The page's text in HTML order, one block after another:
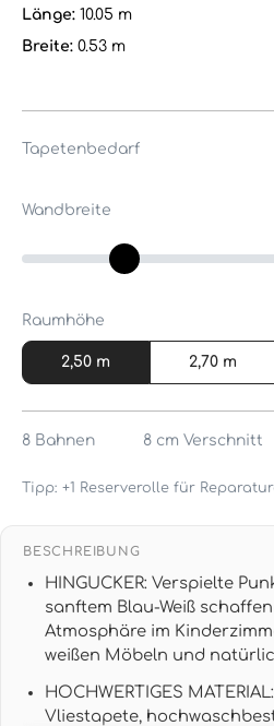
Länge: 10.05 m
Breite: 0.53 m
Tapetenbedarf
Wandbreite
Raumhöhe
2,50 m 2,70 m
8 Bahnen 8 cm Verschnitt
Tipp: +1 Reserverolle für
BESCHREIBUNG
HINGUCKER: Verspielte
sanftem Blau-Weiß
Atmosphäre im
weißen Möbeln und
HOCHWERTIGES
Vliestapete,